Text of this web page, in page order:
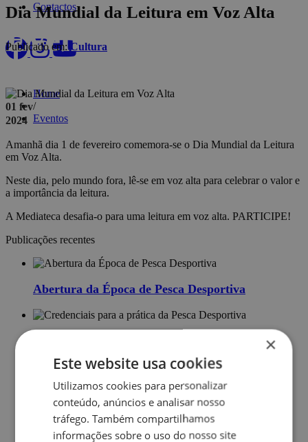
Contactos
Eventos
Home
/
Eventos
Dia Mundial da Leitura em Voz Alta
Publicado em: Cultura
01 fev
2024
Amanhã dia 1 de fevereiro comemora-se o Dia Mundial da Leitura
em Voz Alta.
Neste dia, pelo mundo fora, lê-se em voz alta para celebrar o valor e
a importância da leitura.
A Mediateca desafia-o para uma leitura em voz alta. PARTICIPE!
Publicações recentes
Abertura da Época de Pesca Desportiva
Credenciais para a prática da Pesca Desportiva
Viagem à Feira Nacional de Agricultura,
Santarém
×
Este website usa cookies
Utilizamos cookies para personalizar
conteúdo, anúncios e analisar nosso
tráfego. Também compartilhamos
informações sobre o uso do nosso site